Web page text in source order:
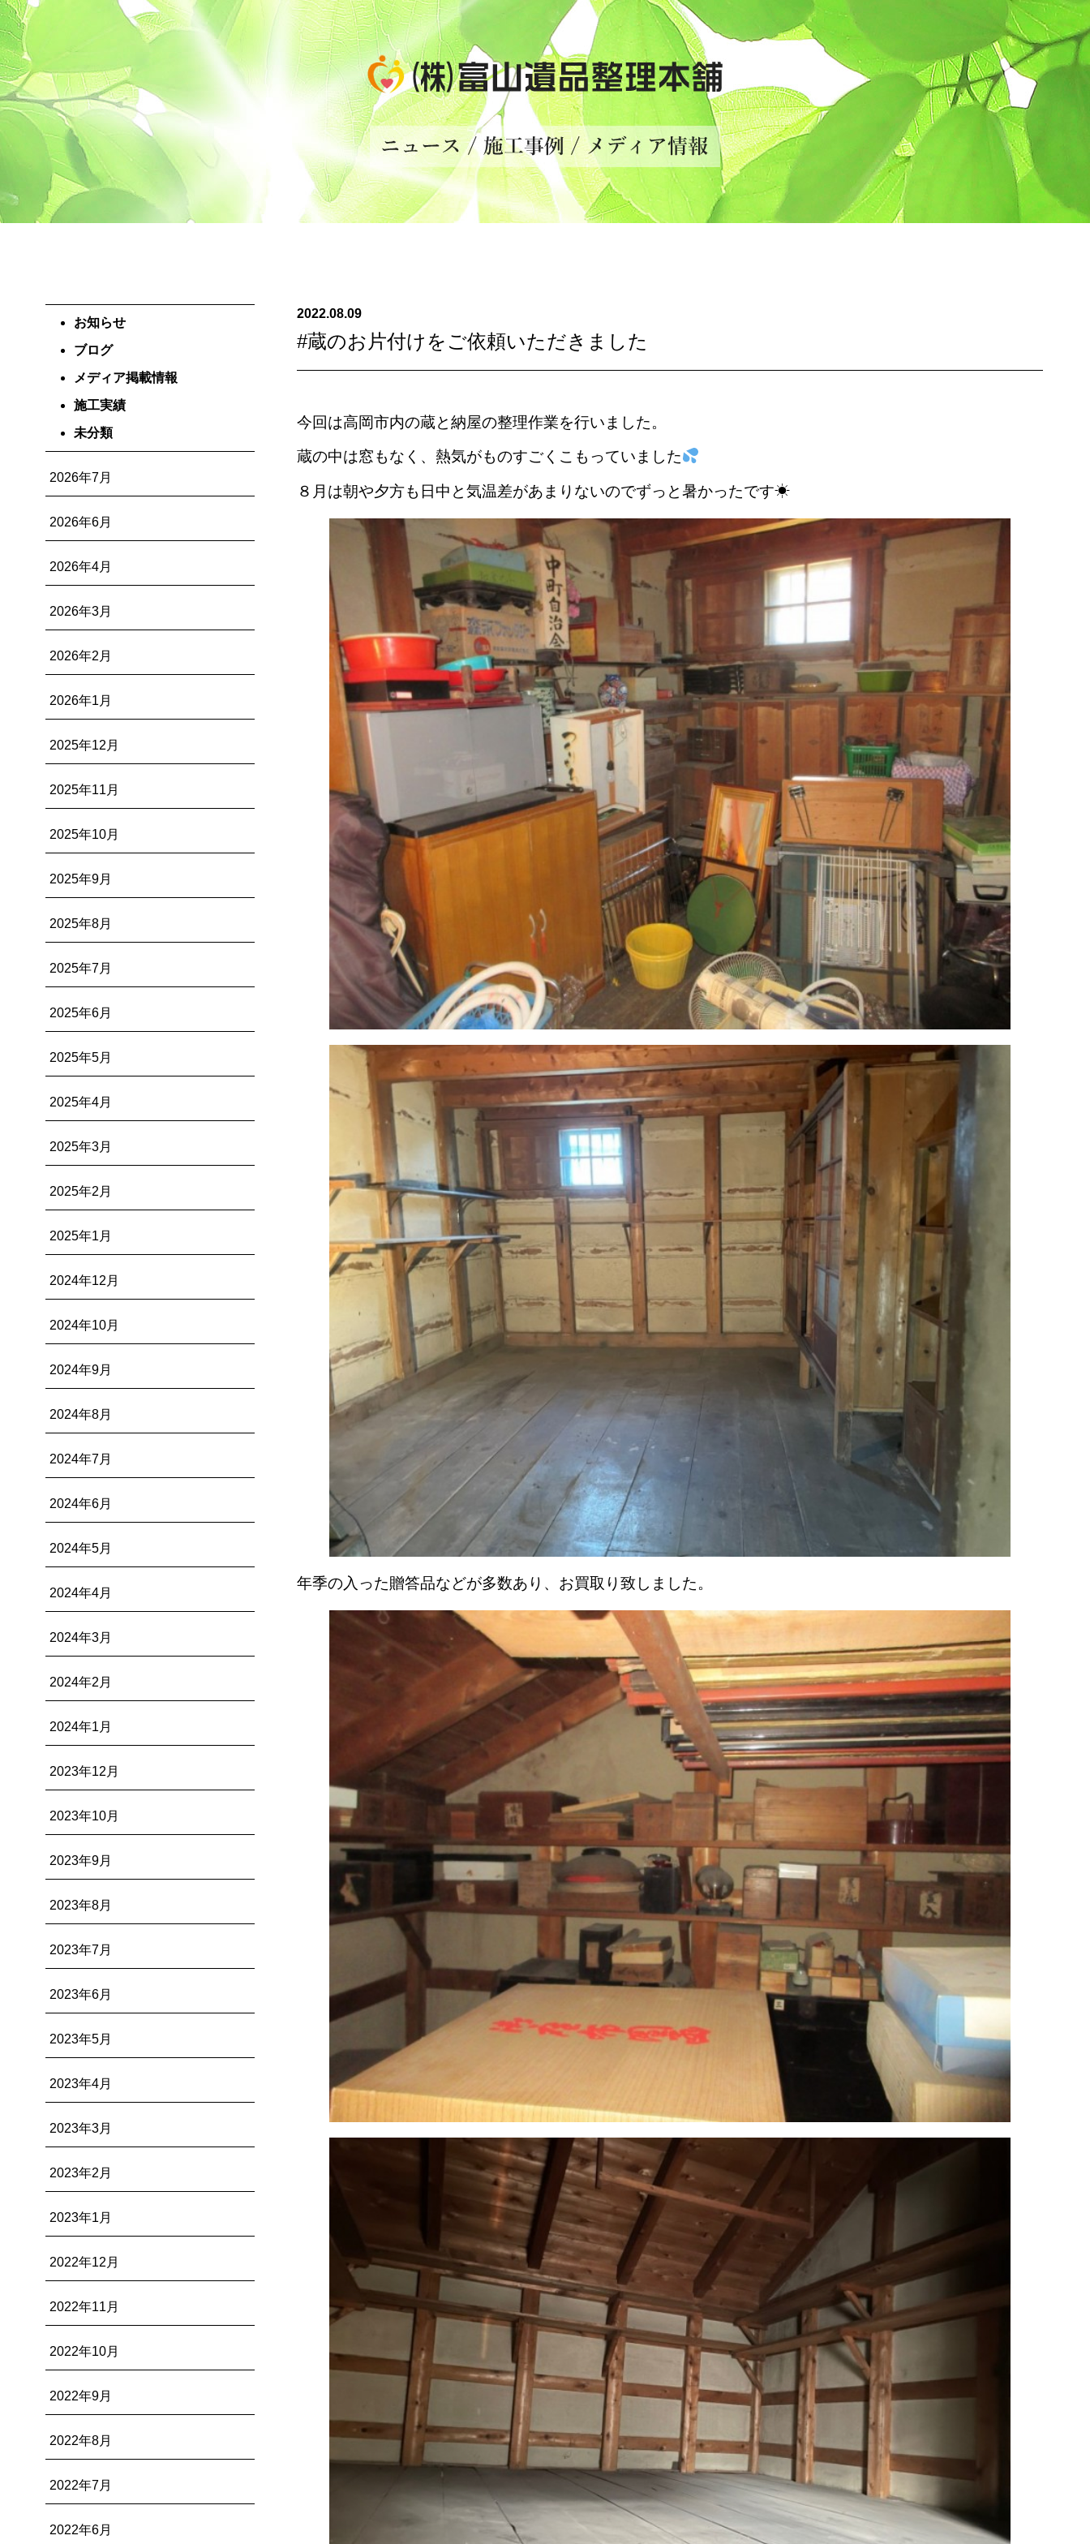
お知らせ
ブログ
メディア掲載情報
施工実績
未分類
2026年7月
2026年6月
2026年4月
2026年3月
2026年2月
2026年1月
2025年12月
2025年11月
2025年10月
2025年9月
2025年8月
2025年7月
2025年6月
2025年5月
2025年4月
2025年3月
2025年2月
2025年1月
2024年12月
2024年10月
2024年9月
2024年8月
2024年7月
2024年6月
2024年5月
2024年4月
2024年3月
2024年2月
2024年1月
2023年12月
2023年10月
2023年9月
2023年8月
2023年7月
2023年6月
2023年5月
2023年4月
2023年3月
2023年2月
2023年1月
2022年12月
2022年11月
2022年10月
2022年9月
2022年8月
2022年7月
2022年6月
2022.08.09
#蔵のお片付けをご依頼いただきました
今回は高岡市内の蔵と納屋の整理作業を行いました。
蔵の中は窓もなく、熱気がものすごくこもっていました
８月は朝や夕方も日中と気温差があまりないのでずっと暑かったです☀
年季の入った贈答品などが多数あり、お買取り致しました。